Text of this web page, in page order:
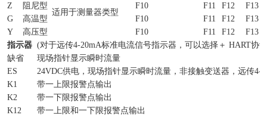
适用于测量器类型
Z
阻尼型 F10 F11 F12
F13
G
高温型 F10 F11 F12
F13
Y
高压型 F10 F11 F12
F13
指示器 (对于远传4-20mA标准电流信号指示器，可以选择＋ HART协
现场指针显示瞬时流量
24VDC供电，现场指针显示瞬时流量，非接触变送器，远传4-
带一上限报警点输出
带一下限报警点输出
带一上限和一下限报警点输出
缺省
ES
K1
K2
K12